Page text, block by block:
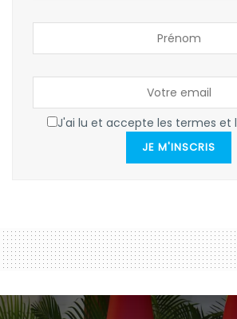
J'ai lu et accepte les termes et
JE M'INSCRIS